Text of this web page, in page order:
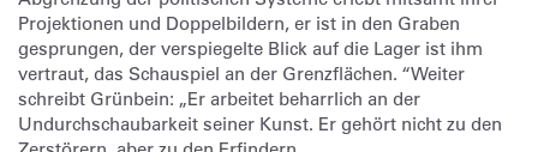
Projektionen und Doppelbildern, er ist in den Graben
gesprungen, der verspiegelte Blick auf die Lager ist ihm
vertraut, das Schauspiel an der Grenzflächen. “Weiter
schreibt Grünbein: „Er arbeitet beharrlich an der
Undurchschaubarkeit seiner Kunst. Er gehört nicht zu den